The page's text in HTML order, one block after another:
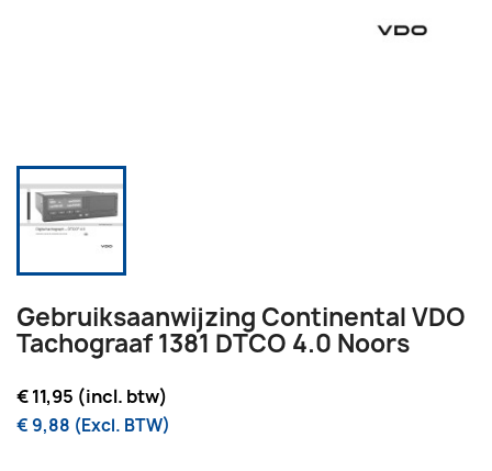
Gebruiksaanwijzing Continental VDO
Tachograaf 1381 DTCO 4.0 Noors
€ 11,95 (incl. btw)
€ 9,88 (Excl. BTW)